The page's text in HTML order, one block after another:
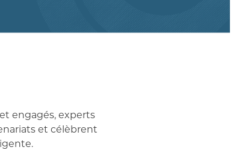
engagés, experts
et célèbrent